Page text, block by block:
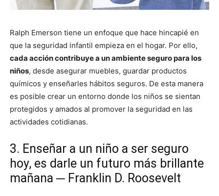
Ralph Emerson tiene un enfoque que hace hincapié en
que la seguridad infantil empieza en el hogar. Por ello,
cada acción contribuye a un ambiente seguro para los
niños, desde asegurar muebles, guardar productos
químicos y enseñarles hábitos seguros. De esta manera
es posible crear un entorno donde los niños se sientan
protegidos y amados al promover la seguridad en las
actividades cotidianas.
3. Enseñar a un niño a ser seguro
hoy, es darle un futuro más brillante
mañana ─ Franklin D. Roosevelt